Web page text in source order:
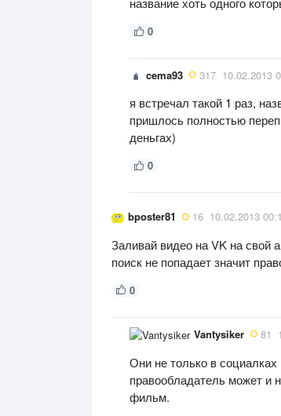
0
cema93 317 10.02.2013
я встречал такой 1 раз,
пришлось полностью
деньгах)
0
bposter81 16 10.02.2013
Заливай видео на VK на свой
поиск не попадает значит
0
Vantysiker 81
Они не только в
правообладатель может и
фильм.